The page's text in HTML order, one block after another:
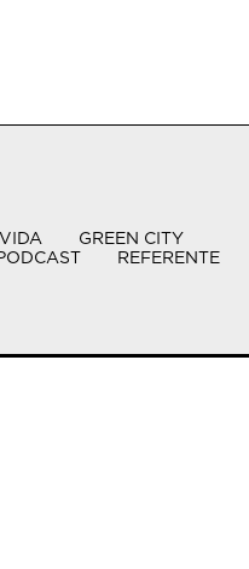
GREEN CITY
REFERENTE